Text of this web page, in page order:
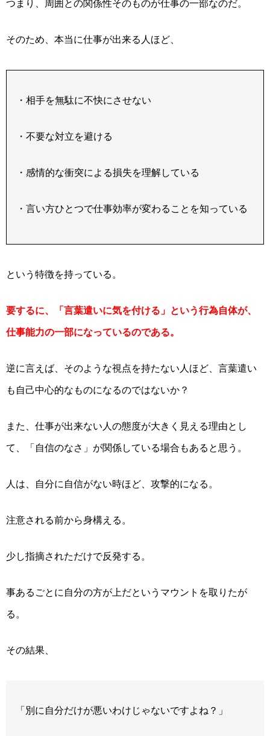
つまり、周囲との関係性そのものが仕事の一部なのだ。
そのため、本当に仕事が出来る人ほど、
・相手を無駄に不快にさせない
・不要な対立を避ける
・感情的な衝突による損失を理解している
・言い方ひとつで仕事効率が変わることを知っている
という特徴を持っている。
要するに、「言葉遣いに気を付ける」という行為自体が、
仕事能力の一部になっているのである。
逆に言えば、そのような視点を持たない人ほど、言葉遣い
も 自己中心的なものになるのではないか ？
また、仕事が出来ない人の態度が大きく見える理由とし
て、「自信のなさ」が関係している場合もあると思う。
人は、自分に自信がない時ほど、 攻撃的になる。
注意される前から身構える。
少し指摘されただけで反発する。
事あるごとに自分の方が上だというマウントを取りたが
る。
その結果、
「別に自分だけが悪いわけじゃないですよね？」